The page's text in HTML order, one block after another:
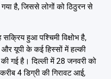
है, जिससे लोगों को ठिठुरन से
हुआ पश्चिमी विक्षोभ है,
यूपी के कई हिस्सों में हल्की
गई है। दिल्ली में 28 जनवरी को
4 डिग्री की गिरावट आई,